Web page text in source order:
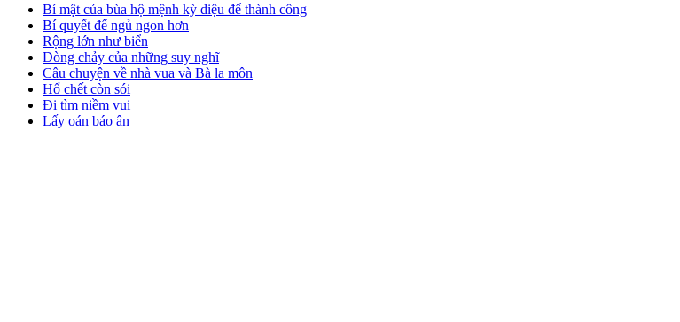
Bí mật của bùa hộ mệnh kỳ diệu để thành công
Bí quyết để ngủ ngon hơn
Rộng lớn như biển
Dòng chảy của những suy nghĩ
Câu chuyện về nhà vua và Bà la môn
Hổ chết còn sói
Đi tìm niềm vui
Lấy oán báo ân